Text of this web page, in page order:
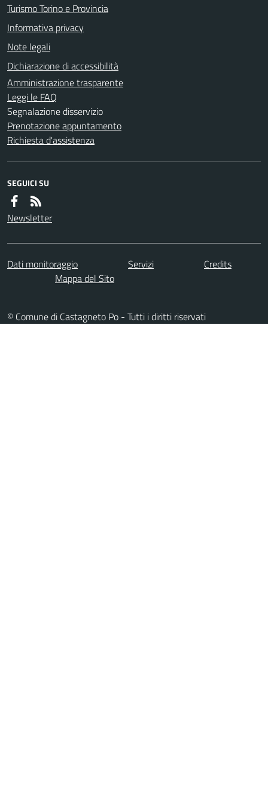
Turismo Torino e Provincia
Informativa privacy
Note legali
Dichiarazione di accessibilità
Amministrazione trasparente
Leggi le FAQ
Segnalazione disservizio
Prenotazione appuntamento
Richiesta d'assistenza
SEGUICI SU
Newsletter
Dati monitoraggio Servizi
Credits
Mappa del Sito
© Comune di Castagneto Po - Tutti i diritti riservati